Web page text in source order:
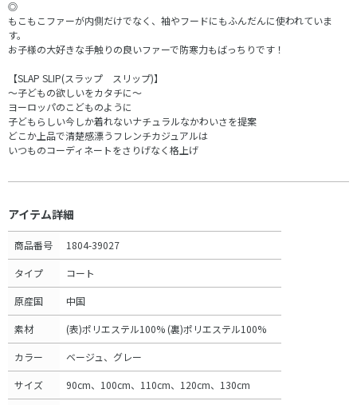
◎
もこもこファーが内側だけでなく、袖やフードにもふんだんに使われていま
す。
お子様の大好きな手触りの良いファーで防寒力もばっちりです！
【SLAP SLIP(スラップ スリップ)】
～子どもの欲しいをカタチに～
ヨーロッパのこどものように
子どもらしい今しか着れないナチュラルなかわいさを提案
どこか上品で清楚感漂うフレンチカジュアルは
いつものコーディネートをさりげなく格上げ
アイテム詳細
商品番号 1804-39027
タイプ コート
原産国 中国
素材 (表)ポリエステル100% (裏)ポリエステル100%
カラー ベージュ、グレー
サイズ 90cm、100cm、110cm、120cm、130cm